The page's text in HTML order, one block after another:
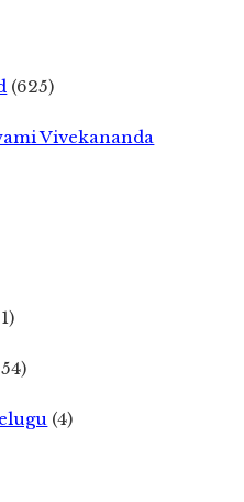
(625)
Vivekananda
(4)